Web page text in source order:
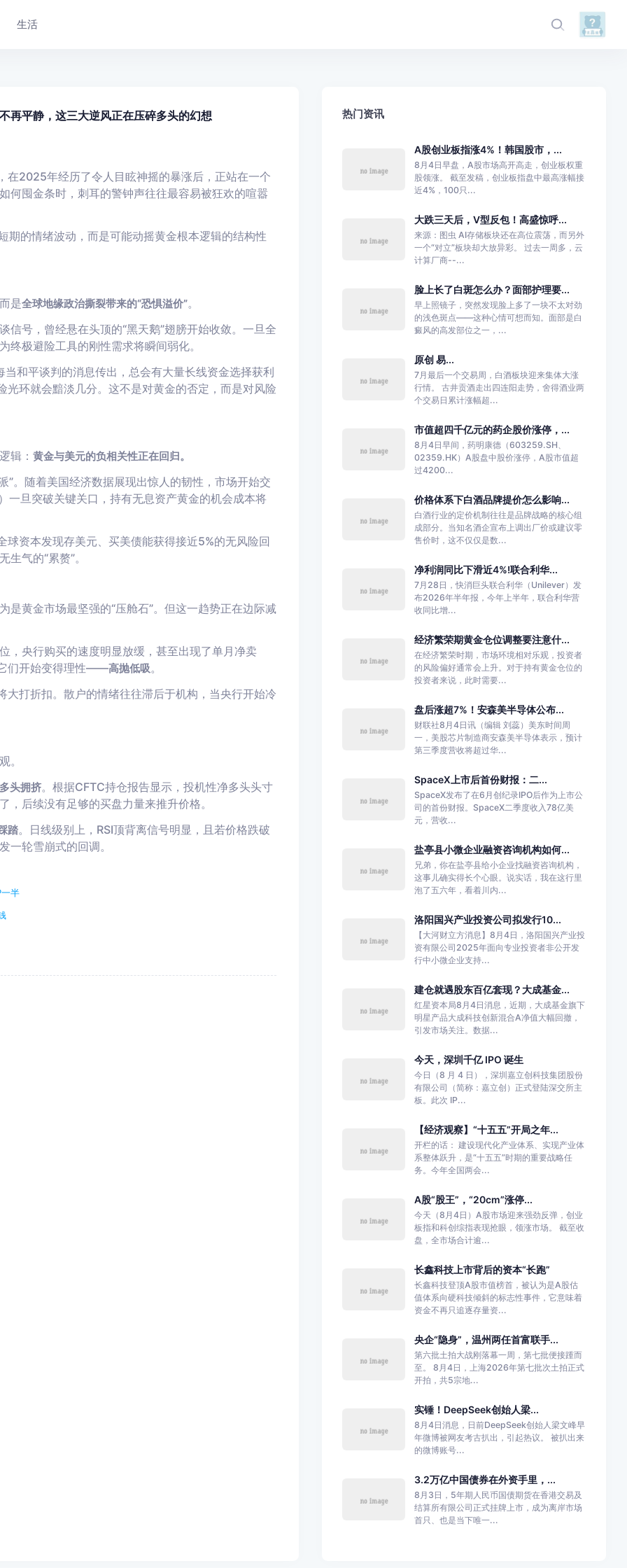
生活
再平静，这三大逆风正在压碎多头的幻想
在2025年经历了令人目眩神摇的暴涨后，正站在一个
何囤金条时，刺耳的警钟声往往最容易被狂欢的喧嚣
期的情绪波动，而是可能动摇黄金根本逻辑的结构性
是全球地缘政治撕裂带来的“恐惧溢价”。
号，曾经悬在头顶的“黑天鹅”翅膀开始收敛。一旦全
极避险工具的刚性需求将瞬间弱化。
和平谈判的消息传出，总会有大量长线资金选择获利
光环就会黯淡几分。这不是对黄金的否定，而是对风险
辑： 黄金与美元的负相关性正在回归。
。随着美国经济数据展现出惊人的韧性，市场开始交
一旦突破关键关口，持有无息资产黄金的机会成本将
球资本发现存美元、买美债能获得接近5%的无风险回
气的“累赘”。
黄金市场最坚强的“压舱石”。但这一趋势正在边际减
，央行购买的速度明显放缓，甚至出现了单月净卖
们开始变得理性——高抛低吸。
大打折扣。散户的情绪往往滞后于机构，当央行开始冷
。
头拥挤。根据CFTC持仓报告显示，投机性净多头头寸
后续没有足够的买盘力量来推升价格。
踏。日线级别上，RSI顶背离信号明显，且若价格跌破
一轮雪崩式的回调。
半
热门资讯
A股创业板指涨4%！韩国股市，...
8月4日早盘，A股市场高开高走，创业板权重
股领涨。 截至发稿，创业板指盘中最高涨幅接
近4%，100只...
大跌三天后，V型反包！高盛惊呼...
来源：图虫 AI存储板块还在高位震荡，而另外
一个“对立”板块却大放异彩。 过去一周多，云
计算厂商--...
脸上长了白斑怎么办？面部护理要...
早上照镜子，突然发现脸上多了一块不太对劲
的浅色斑点——这种心情可想而知。面部是白
癜风的高发部位之一，...
原创 易...
7月最后一个交易周，白酒板块迎来集体大涨
行情。 古井贡酒走出四连阳走势，舍得酒业两
个交易日累计涨幅超...
市值超四千亿元的药企股价涨停，...
8月4日早间，药明康德（603259.SH、
02359.HK）A股盘中股价涨停，A股市值超
过4200...
价格体系下白酒品牌提价怎么影响...
白酒行业的定价机制往往是品牌战略的核心组
成部分。当知名酒企宣布上调出厂价或建议零
售价时，这不仅仅是数...
净利润同比下滑近4%!联合利华...
7月28日，快消巨头联合利华（Unilever）发
布2026年半年报，今年上半年，联合利华营
收同比增...
经济繁荣期黄金仓位调整要注意什...
在经济繁荣时期，市场环境相对乐观，投资者
的风险偏好通常会上升。对于持有黄金仓位的
投资者来说，此时需要...
盘后涨超7%！安森美半导体公布...
财联社8月4日讯（编辑 刘蕊）美东时间周
一，美股芯片制造商安森美半导体表示，预计
第三季度营收将超过华...
SpaceX上市后首份财报：二...
SpaceX发布了在6月创纪录IPO后作为上市公
司的首份财报。SpaceX二季度收入78亿美
元，营收...
盐亭县小微企业融资咨询机构如何...
兄弟，你在盐亭县给小企业找融资咨询机构，
这事儿确实得长个心眼。说实话，我在这行里
泡了五六年，看着川内...
洛阳国兴产业投资公司拟发行10...
【大河财立方消息】8月4日，洛阳国兴产业投
资有限公司2025年面向专业投资者非公开发
行中小微企业支持...
建仓就遇股东百亿套现？大成基金...
红星资本局8月4日消息，近期，大成基金旗下
明星产品大成科技创新混合A净值大幅回撤，
引发市场关注。数据...
今天，深圳千亿 IPO 诞生
今日（8 月 4 日），深圳嘉立创科技集团股份
有限公司（简称：嘉立创）正式登陆深交所主
板。此次 IP...
【经济观察】“十五五”开局之年...
开栏的话： 建设现代化产业体系、实现产业体
系整体跃升，是“十五五”时期的重要战略任
务。今年全国两会...
A股“股王”，“20cm”涨停...
今天（8月4日）A股市场迎来强劲反弹，创业
板指和科创综指表现抢眼，领涨市场。 截至收
盘，全市场合计逾...
长鑫科技上市背后的资本“长跑”
长鑫科技登顶A股市值榜首，被认为是A股估
值体系向硬科技倾斜的标志性事件，它意味着
资金不再只追逐存量资...
央企“隐身”，温州两任首富联手...
第六批土拍大战刚落幕一周，第七批便接踵而
至。 8月4日，上海2026年第七批次土拍正式
开拍，共5宗地...
实锤！DeepSeek创始人梁...
8月4日消息，日前DeepSeek创始人梁文峰早
年微博被网友考古扒出，引起热议。 被扒出来
的微博账号...
3.2万亿中国债券在外资手里，...
8月3日，5年期人民币国债期货在香港交易及
结算所有限公司正式挂牌上市，成为离岸市场
首只、也是当下唯一...